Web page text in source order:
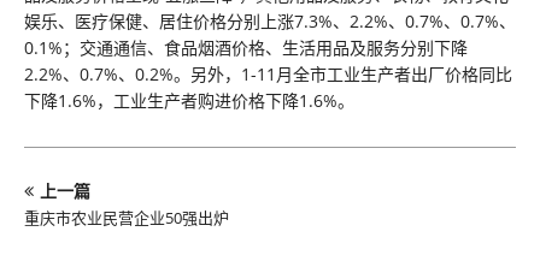
娱乐、医疗保健、居住价格分别上涨7.3%、2.2%、0.7%、0.7%、
0.1%；交通通信、食品烟酒价格、生活用品及服务分别下降
2.2%、0.7%、0.2%。另外，1-11月全市工业生产者出厂价格同比
下降1.6%，工业生产者购进价格下降1.6%。
上一篇
重庆市农业民营企业50强出炉